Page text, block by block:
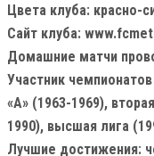
Цвета клуба: красно-
Сайт клуба:
Домашние матчи
Участник
«А» (1963-1969),
1990), высшая лига
Лучшие достижения: